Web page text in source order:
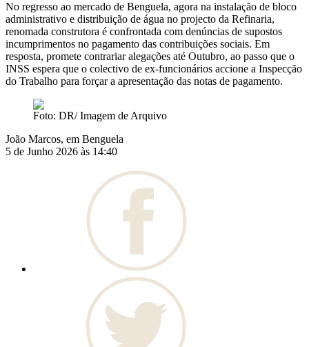
No regresso ao mercado de Benguela, agora na instalação de bloco
administrativo e distribuição de água no projecto da Refinaria,
renomada construtora é confrontada com denúncias de supostos
incumprimentos no pagamento das contribuições sociais. Em
resposta, promete contrariar alegações até Outubro, ao passo que o
INSS espera que o colectivo de ex-funcionários accione a Inspecção
do Trabalho para forçar a apresentação das notas de pagamento.
Foto: DR/ Imagem de Arquivo
João Marcos, em Benguela
5 de Junho 2026 às 14:40